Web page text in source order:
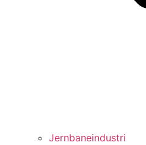
Jernbaneindustri